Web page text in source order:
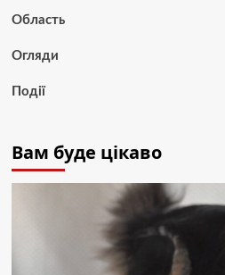
Область
Огляди
Події
Вам буде цікаво